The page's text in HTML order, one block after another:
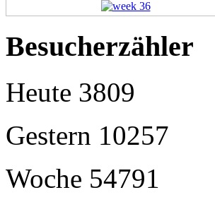
Besucherzähler
Heute 3809
Gestern 10257
Woche 54791